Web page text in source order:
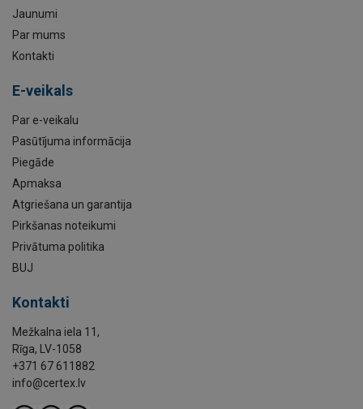
Jaunumi
Par mums
Kontakti
E-veikals
Par e-veikalu
Pasūtījuma informācija
Piegāde
Apmaksa
Atgriešana un garantija
Pirkšanas noteikumi
Privātuma politika
BUJ
Kontakti
Mežkalna iela 11,
Rīga, LV-1058
+371 67 611882
info@certex.lv